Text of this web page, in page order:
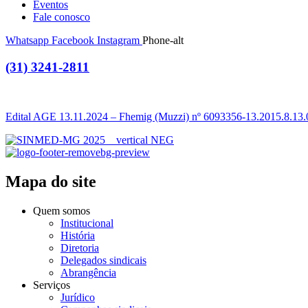
Eventos
Fale conosco
Whatsapp Facebook Instagram Phone-alt
(31) 3241-2811
Edital AGE 13.11.2024 – Fhemig (Muzzi) nº 6093356-
Mapa do site
Quem somos
Institucional
História
Diretoria
Delegados sindicais
Abrangência
Serviços
Jurídico